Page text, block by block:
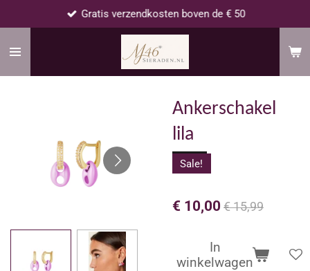
naar
Gratis verzendkosten boven de € 50
Ankerschakel
lila
Sale!
€ 10,00 € 15,99
In
winkelwagen